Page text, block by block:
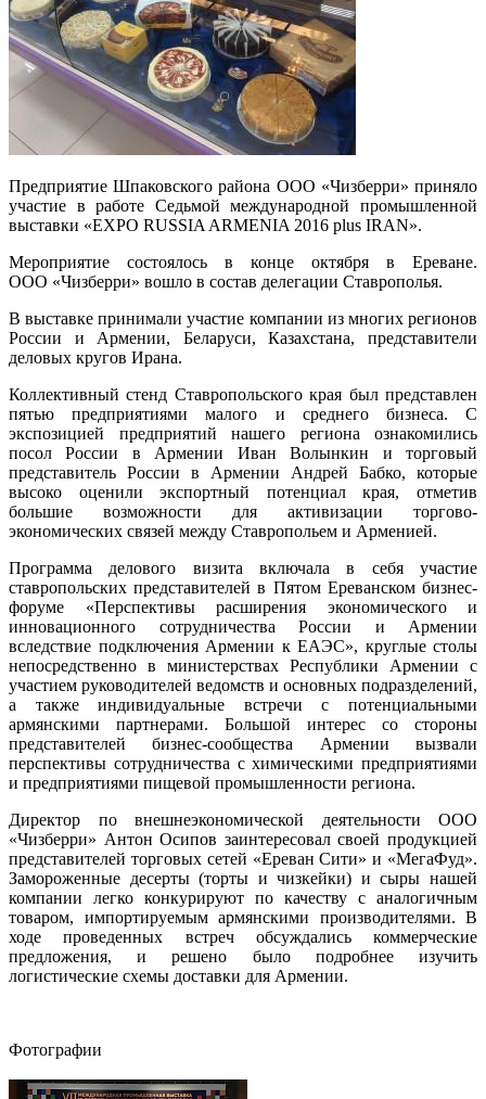
Предприятие Шпаковского района ООО «Чизберри» приняло
участие в работе Седьмой международной промышленной
выставки «EXPO RUSSIA ARMENIA 2016 plus IRAN».
Мероприятие состоялось в конце октября в Ереване.
ООО «Чизберри» вошло в состав делегации Ставрополья.
В выставке принимали участие компании из многих регионов
России и Армении, Беларуси, Казахстана, представители
деловых кругов Ирана.
Коллективный стенд Ставропольского края был представлен
пятью предприятиями малого и среднего бизнеса. С
экспозицией предприятий нашего региона ознакомились
посол России в Армении Иван Волынкин и торговый
представитель России в Армении Андрей Бабко, которые
высоко оценили экспортный потенциал края, отметив
большие возможности для активизации торгово-
экономических связей между Ставропольем и Арменией.
Программа делового визита включала в себя участие
ставропольских представителей в Пятом Ереванском бизнес-
форуме «Перспективы расширения экономического и
инновационного сотрудничества России и Армении
вследствие подключения Армении к ЕАЭС», круглые столы
непосредственно в министерствах Республики Армении с
участием руководителей ведомств и основных подразделений,
а также индивидуальные встречи с потенциальными
армянскими партнерами. Большой интерес со стороны
представителей бизнес-сообщества Армении вызвали
перспективы сотрудничества с химическими предприятиями
и предприятиями пищевой промышленности региона.
Директор по внешнеэкономической деятельности ООО
«Чизберри» Антон Осипов заинтересовал своей продукцией
представителей торговых сетей «Ереван Сити» и «МегаФуд».
Замороженные десерты (торты и чизкейки) и сыры нашей
компании легко конкурируют по качеству с аналогичным
товаром, импортируемым армянскими производителями. В
ходе проведенных встреч обсуждались коммерческие
предложения, и решено было подробнее изучить
логистические схемы доставки для Армении.
Фотографии